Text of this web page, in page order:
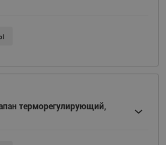
терморегулирующий,